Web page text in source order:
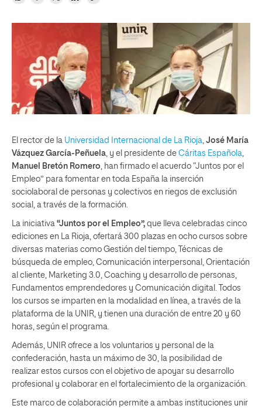
El rector de la Universidad Internacional de La Rioja José María
Vázquez García-Peñuela , y el presidente de Cáritas Española
Manuel Bretón Romero , han firmado el acuerdo “Juntos por el
Empleo” para fomentar en toda España la inserción
sociolaboral de personas y colectivos en riegos de exclusión
social, a través de la formación.
La iniciativa “Juntos por el Empleo”, que lleva celebradas cinco
ediciones en La Rioja, ofertará 300 plazas en ocho cursos sobre
diversas materias como Gestión del tiempo, Técnicas de
búsqueda de empleo, Comunicación interpersonal, Orientación
al cliente, Marketing 3.0, Coaching y desarrollo de personas,
Fundamentos emprendedores y Comunicación digital. Todos
los cursos se imparten en la modalidad en línea, a través de la
plataforma de la UNIR, y tienen una duración de entre 20 y 60
horas, según el programa.
Además, UNIR ofrece a los voluntarios y personal de la
confederación, hasta un máximo de 30, la posibilidad de
realizar estos cursos con el objetivo de apoyar su desarrollo
profesional y colaborar en el fortalecimiento de la organización.
Este marco de colaboración permite a ambas instituciones unir